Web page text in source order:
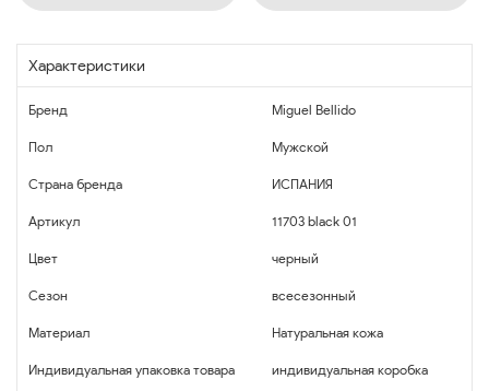
Характеристики
Бренд Miguel Bellido
Пол Мужской
Страна бренда ИСПАНИЯ
Артикул 11703 black 01
Цвет черный
Сезон всесезонный
Материал Натуральная кожа
Индивидуальная упаковка товара индивидуальная коробка